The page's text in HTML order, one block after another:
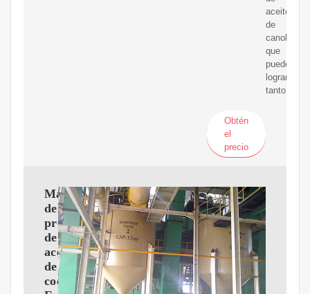
aceite
de
canola,
que
pueden
lograr
tanto
Obtén
el
precio
Máquina
de
prensa
de
aceite
de
cocina